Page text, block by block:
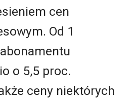
cen
Od 1
o 5,5 proc.
ceny niektórych